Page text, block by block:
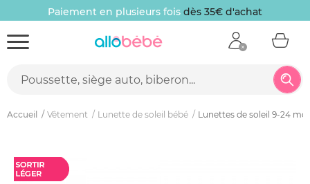
Paiement en plusieurs fois dès 35€ d'achat
Accueil Vêtement Lunette de soleil bébé Lunettes de soleil 9-24